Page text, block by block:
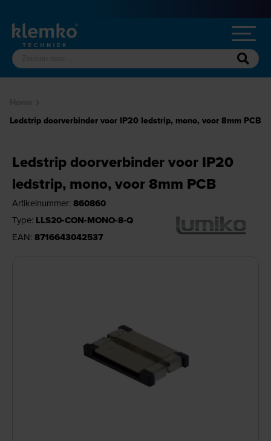
Ledstrip doorverbinder voor IP20 ledstrip, mono, voor 8mm PCB
Ledstrip doorverbinder voor IP20
ledstrip, mono, voor 8mm PCB
Artikelnummer: 860860
Type: LLS20-CON-MONO-8-Q
EAN: 8716643042537